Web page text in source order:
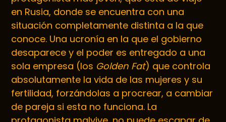
en Rusia, donde se encuentra con una
situación completamente distinta a la que
conoce. Una ucronía en la que el gobierno
desaparece y el poder es entregado a una
sola empresa (los Golden Fat) que controla
absolutamente la vida de las mujeres y su
fertilidad, forzándolas a procrear, a cambiar
de pareja si esta no funciona. La